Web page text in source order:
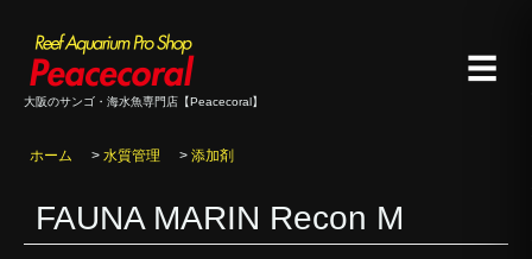
大阪のサンゴ・海水魚専門店【Peacecoral】
☰
ホーム > 水質管理 > 添加剤
FAUNA MARIN Recon M